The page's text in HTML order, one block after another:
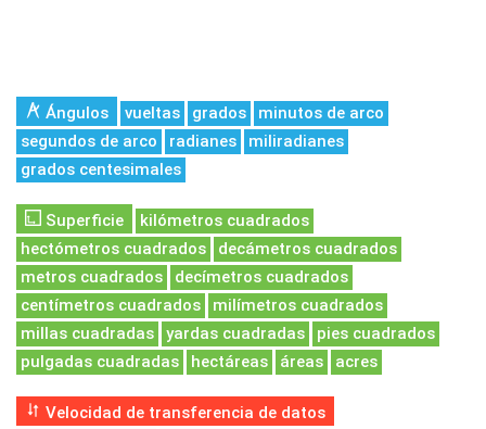
Ángulos vueltas grados
minutos de arco
segundos de arco
radianes
miliradianes
grados centesimales
Superficie
kilómetros cuadrados
hectómetros cuadrados
decámetros cuadrados
metros cuadrados
decímetros cuadrados
centímetros cuadrados
milímetros cuadrados
millas cuadradas
yardas cuadradas
pies cuadrados
pulgadas cuadradas
hectáreas áreas acres
Velocidad de transferencia de datos